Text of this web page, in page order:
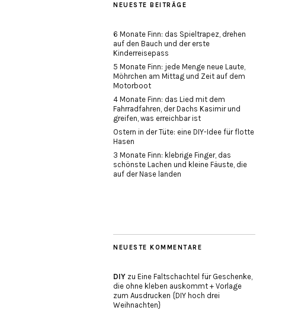
NEUESTE BEITRÄGE
6 Monate Finn: das Spieltrapez, drehen
auf den Bauch und der erste
Kinderreisepass
5 Monate Finn: jede Menge neue Laute,
Möhrchen am Mittag und Zeit auf dem
Motorboot
4 Monate Finn: das Lied mit dem
Fahrradfahren, der Dachs Kasimir und
greifen, was erreichbar ist
Ostern in der Tüte: eine DIY-Idee für flotte
Hasen
3 Monate Finn: klebrige Finger, das
schönste Lachen und kleine Fäuste, die
auf der Nase landen
NEUESTE KOMMENTARE
DIY zu Eine Faltschachtel für Geschenke,
die ohne kleben auskommt + Vorlage
zum Ausdrucken {DIY hoch drei
Weihnachten}